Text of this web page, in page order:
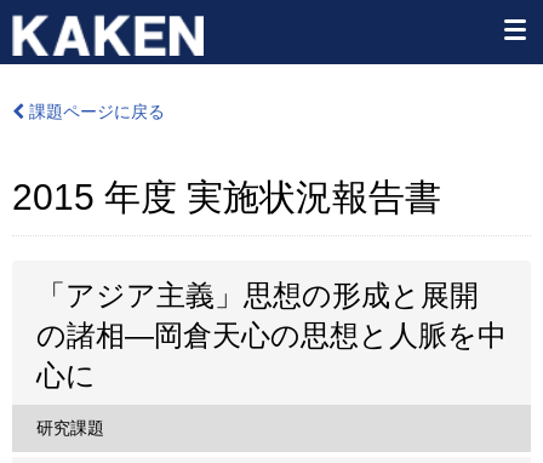
課題ページに戻る
2015 年度 実施状況報告書
「アジア主義」思想の形成と展開
の諸相―岡倉天心の思想と人脈を中
心に
研究課題